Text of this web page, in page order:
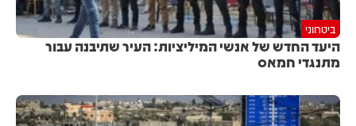
ביטחוני
היעד החדש של אנשי המיליציות: העיר שתיבנה עבור
מתנגדי חמאס